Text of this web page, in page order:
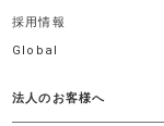
採用情報
Global
法人のお客様へ